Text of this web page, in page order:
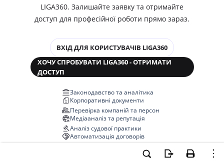
LIGA360. Залишайте заявку та отримайте
доступ для професійної роботи прямо зараз.
ВХІД ДЛЯ КОРИСТУВАЧІВ LIGA360
ХОЧУ СПРОБУВАТИ LIGA360 - ОТРИМАТИ
ДОСТУП
Законодавство та аналітика
Корпоративні документи
Перевірка компаній та персон
Медіааналіз та репутація
Аналіз судової практики
Автоматизація договорів
НОВА LIGA360 ЗМІНЮЄ ВСЕ!